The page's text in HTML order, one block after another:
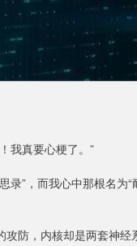
我真要心梗了。”
”，而我心中那根名为“
防，内核却是两套神经